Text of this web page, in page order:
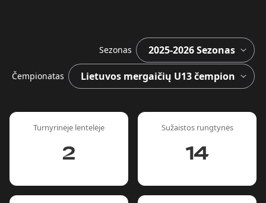
Sezonas
Čempionatas
Turnyrinėje lentelėje
2
Sužaistos rungtynės
14